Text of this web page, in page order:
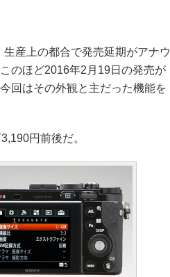
産上の都合で発売延期がアナウ
のほど2016年2月19日の発売が
回はその外観と主だった機能を
円前後だ。